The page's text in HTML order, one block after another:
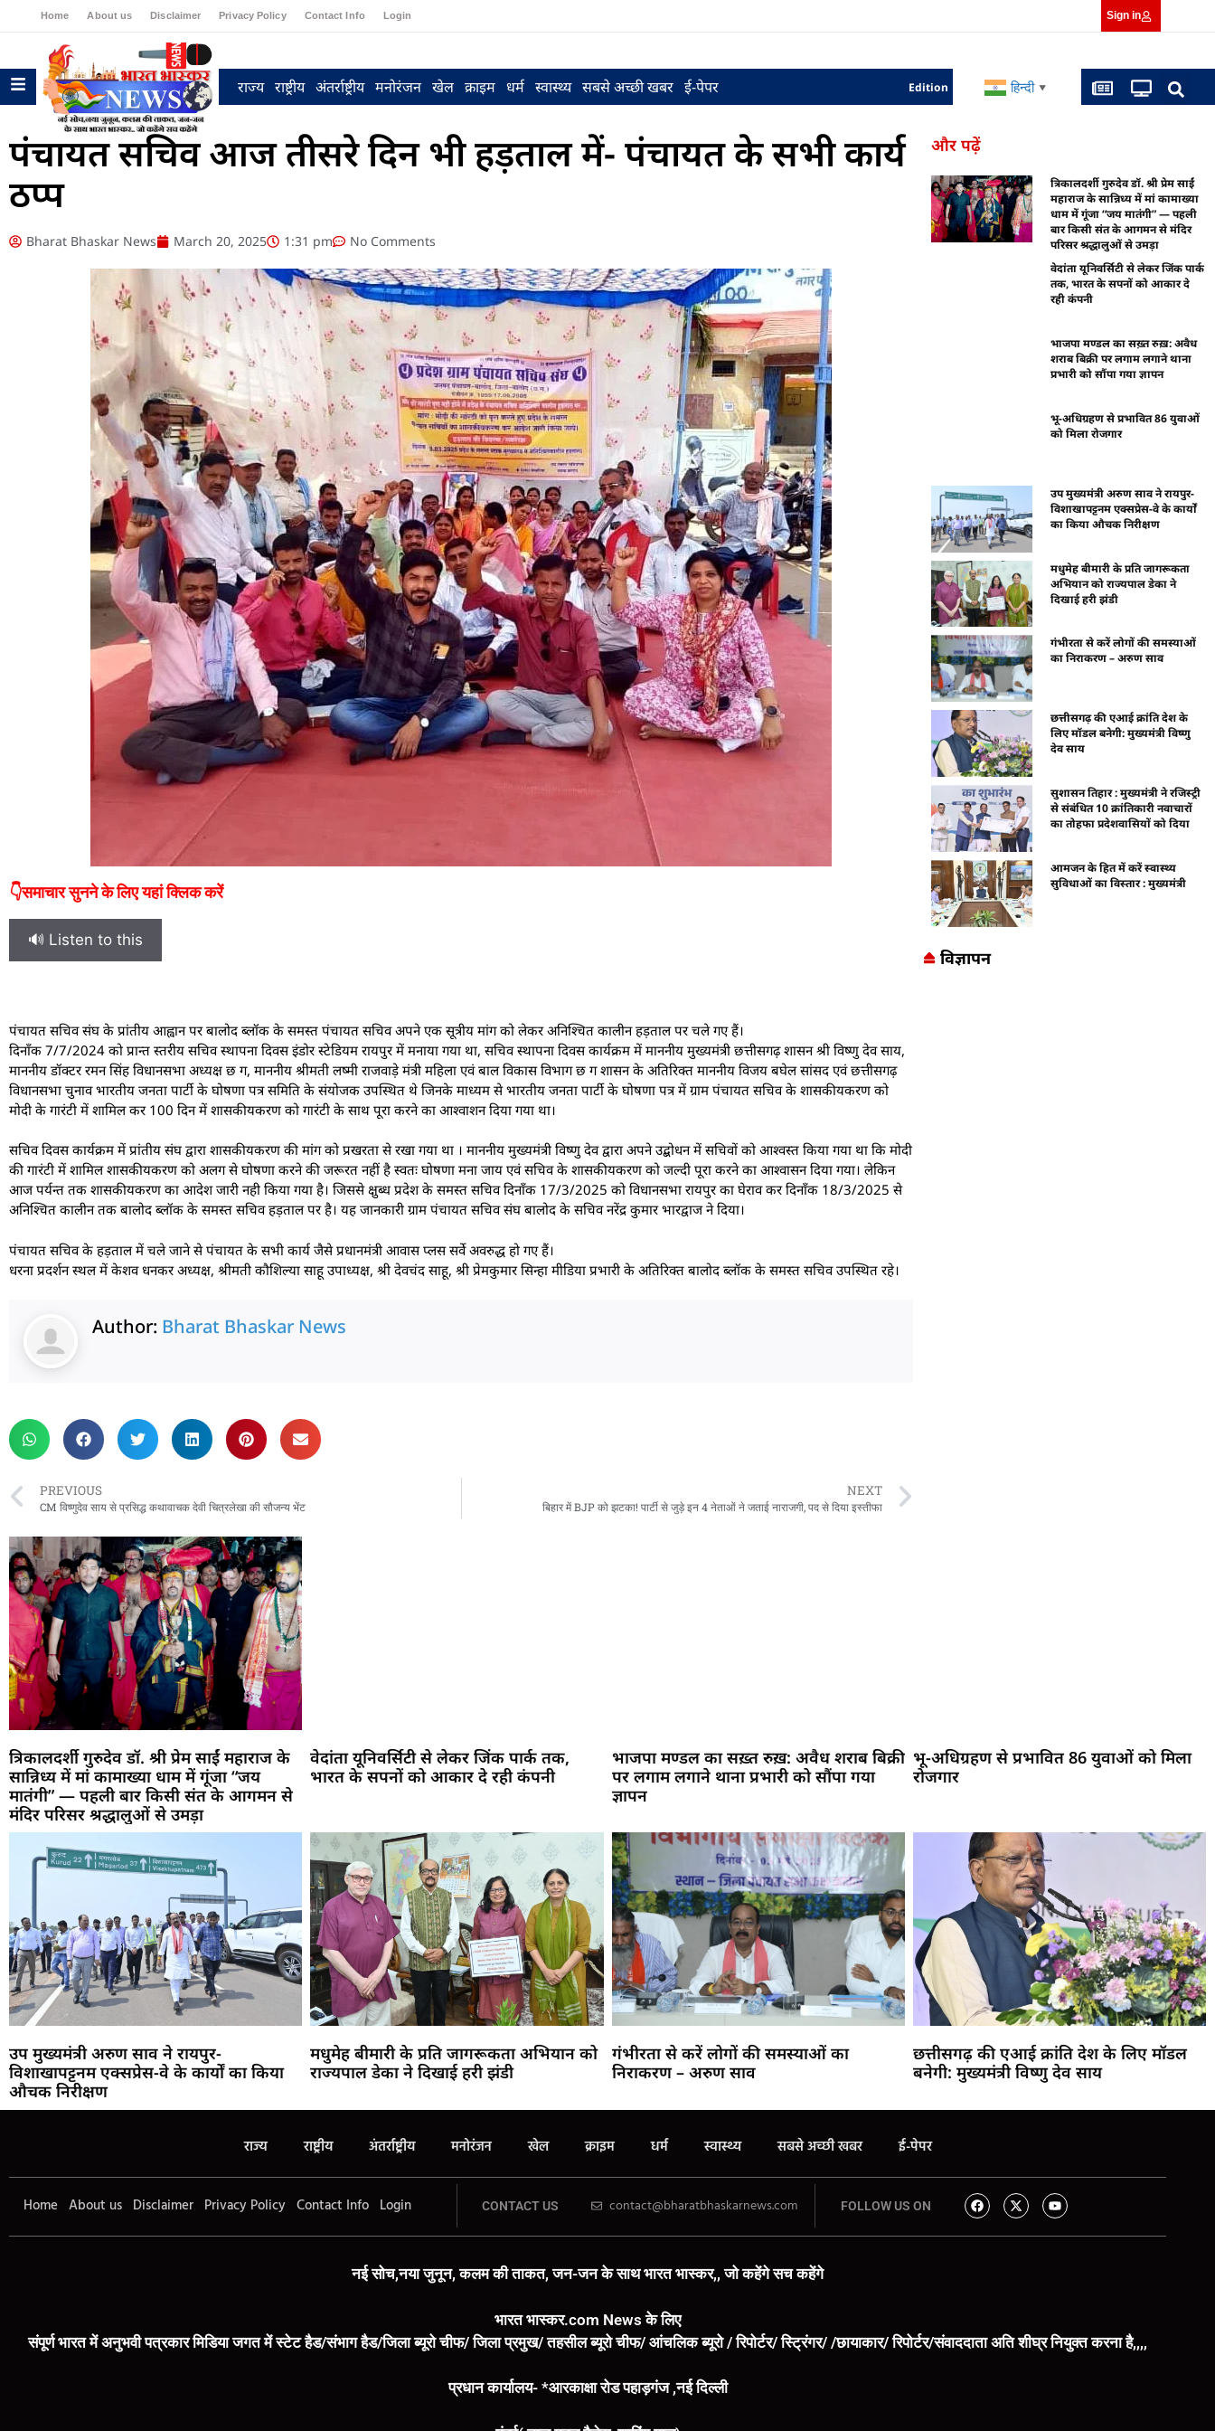
Home About us Disclaimer Privacy Policy Contact Info Login Sign in
राज्य राष्ट्रीय अंतर्राष्ट्रीय मनोरंजन खेल क्राइम धर्म स्वास्थ्य सबसे अच्छी खबर ई-पेपर Edition हिन्दी ▼
पंचायत सचिव आज तीसरे दिन भी हड़ताल में- पंचायत के सभी कार्य
ठप्प
Bharat Bhaskar News March 20, 2025 1:31 pm No Comments
👇समाचार सुनने के लिए यहां क्लिक करें
🔊 Listen to this
पंचायत सचिव संघ के प्रांतीय आह्वान पर बालोद ब्लॉक के समस्त पंचायत सचिव अपने एक सूत्रीय मांग को लेकर अनिश्चित कालीन हड़ताल पर चले गए हैं।
दिनाँक 7/7/2024 को प्रान्त स्तरीय सचिव स्थापना दिवस इंडोर स्टेडियम रायपुर में मनाया गया था, सचिव स्थापना दिवस कार्यक्रम में माननीय मुख्यमंत्री छत्तीसगढ़ शासन श्री विष्णु देव साय,
माननीय डॉक्टर रमन सिंह विधानसभा अध्यक्ष छ ग, माननीय श्रीमती लष्मी राजवाड़े मंत्री महिला एवं बाल विकास विभाग छ ग शासन के अतिरिक्त माननीय विजय बघेल सांसद एवं छत्तीसगढ़
विधानसभा चुनाव भारतीय जनता पार्टी के घोषणा पत्र समिति के संयोजक उपस्थित थे जिनके माध्यम से भारतीय जनता पार्टी के घोषणा पत्र में ग्राम पंचायत सचिव के शासकीयकरण को
मोदी के गारंटी में शामिल कर 100 दिन में शासकीयकरण को गारंटी के साथ पूरा करने का आश्वाशन दिया गया था।
सचिव दिवस कार्यक्रम में प्रांतीय संघ द्वारा शासकीयकरण की मांग को प्रखरता से रखा गया था । माननीय मुख्यमंत्री विष्णु देव द्वारा अपने उद्बोधन में सचिवों को आश्वस्त किया गया था कि मोदी
की गारंटी में शामिल शासकीयकरण को अलग से घोषणा करने की जरूरत नहीं है स्वतः घोषणा मना जाय एवं सचिव के शासकीयकरण को जल्दी पूरा करने का आश्वासन दिया गया। लेकिन
आज पर्यन्त तक शासकीयकरण का आदेश जारी नही किया गया है। जिससे क्षुब्ध प्रदेश के समस्त सचिव दिनाँक 17/3/2025 को विधानसभा रायपुर का घेराव कर दिनाँक 18/3/2025 से
अनिश्चित कालीन तक बालोद ब्लॉक के समस्त सचिव हड़ताल पर है। यह जानकारी ग्राम पंचायत सचिव संघ बालोद के सचिव नरेंद्र कुमार भारद्वाज ने दिया।
पंचायत सचिव के हड़ताल में चले जाने से पंचायत के सभी कार्य जैसे प्रधानमंत्री आवास प्लस सर्वे अवरुद्ध हो गए हैं।
धरना प्रदर्शन स्थल में केशव धनकर अध्यक्ष, श्रीमती कौशिल्या साहू उपाध्यक्ष, श्री देवचंद साहू, श्री प्रेमकुमार सिन्हा मीडिया प्रभारी के अतिरिक्त बालोद ब्लॉक के समस्त सचिव उपस्थित रहे।
Author: Bharat Bhaskar News
PREVIOUS
CM विष्णुदेव साय से प्रसिद्ध कथावाचक देवी चित्रलेखा की सौजन्य भेंट
NEXT
बिहार में BJP को झटका! पार्टी से जुड़े इन 4 नेताओं ने जताई नाराजगी, पद से दिया इस्तीफा
और पढ़ें
त्रिकालदर्शी गुरुदेव डॉ. श्री प्रेम साईं
महाराज के सान्निध्य में मां कामाख्या
धाम में गूंजा “जय मातंगी” — पहली
बार किसी संत के आगमन से मंदिर
परिसर श्रद्धालुओं से उमड़ा
वेदांता यूनिवर्सिटी से लेकर जिंक पार्क
तक, भारत के सपनों को आकार दे
रही कंपनी
भाजपा मण्डल का सख़्त रुख़: अवैध
शराब बिक्री पर लगाम लगाने थाना
प्रभारी को सौंपा गया ज्ञापन
भू-अधिग्रहण से प्रभावित 86 युवाओं
को मिला रोजगार
उप मुख्यमंत्री अरुण साव ने रायपुर-
विशाखापट्टनम एक्सप्रेस-वे के कार्यों
का किया औचक निरीक्षण
मधुमेह बीमारी के प्रति जागरूकता
अभियान को राज्यपाल डेका ने
दिखाई हरी झंडी
गंभीरता से करें लोगों की समस्याओं
का निराकरण – अरुण साव
छत्तीसगढ़ की एआई क्रांति देश के
लिए मॉडल बनेगी: मुख्यमंत्री विष्णु
देव साय
सुशासन तिहार : मुख्यमंत्री ने रजिस्ट्री
से संबंधित 10 क्रांतिकारी नवाचारों
का तोहफा प्रदेशवासियों को दिया
आमजन के हित में करें स्वास्थ्य
सुविधाओं का विस्तार : मुख्यमंत्री
विज्ञापन
त्रिकालदर्शी गुरुदेव डॉ. श्री प्रेम साईं महाराज के
सान्निध्य में मां कामाख्या धाम में गूंजा “जय
मातंगी” — पहली बार किसी संत के आगमन से
मंदिर परिसर श्रद्धालुओं से उमड़ा
वेदांता यूनिवर्सिटी से लेकर जिंक पार्क तक,
भारत के सपनों को आकार दे रही कंपनी
भाजपा मण्डल का सख़्त रुख़: अवैध शराब बिक्री
पर लगाम लगाने थाना प्रभारी को सौंपा गया
ज्ञापन
भू-अधिग्रहण से प्रभावित 86 युवाओं को मिला
रोजगार
उप मुख्यमंत्री अरुण साव ने रायपुर-
विशाखापट्टनम एक्सप्रेस-वे के कार्यों का किया
औचक निरीक्षण
मधुमेह बीमारी के प्रति जागरूकता अभियान को
राज्यपाल डेका ने दिखाई हरी झंडी
गंभीरता से करें लोगों की समस्याओं का
निराकरण – अरुण साव
छत्तीसगढ़ की एआई क्रांति देश के लिए मॉडल
बनेगी: मुख्यमंत्री विष्णु देव साय
राज्य राष्ट्रीय अंतर्राष्ट्रीय मनोरंजन खेल क्राइम धर्म स्वास्थ्य सबसे अच्छी खबर ई-पेपर
Home About us Disclaimer Privacy Policy Contact Info Login CONTACT US contact@bharatbhaskarnews.com FOLLOW US ON
नई सोच,नया जुनून, कलम की ताकत, जन-जन के साथ भारत भास्कर,, जो कहेंगे सच कहेंगे
भारत भास्कर.com News के लिए
संपूर्ण भारत में अनुभवी पत्रकार मिडिया जगत में स्टेट हैड/संभाग हैड/जिला ब्यूरो चीफ/ जिला प्रमुख/ तहसील ब्यूरो चीफ/ आंचलिक ब्यूरो / रिपोर्टर/ स्ट्रिंगर/ /छायाकार/ रिपोर्टर/संवाददाता अति शीघ्र नियुक्त करना है,,,,
प्रधान कार्यालय- *आरकाक्षा रोड पहाड़गंज ,नई दिल्ली